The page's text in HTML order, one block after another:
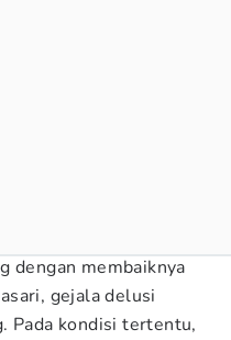
dengan membaiknya
gejala delusi
Pada kondisi tertentu,